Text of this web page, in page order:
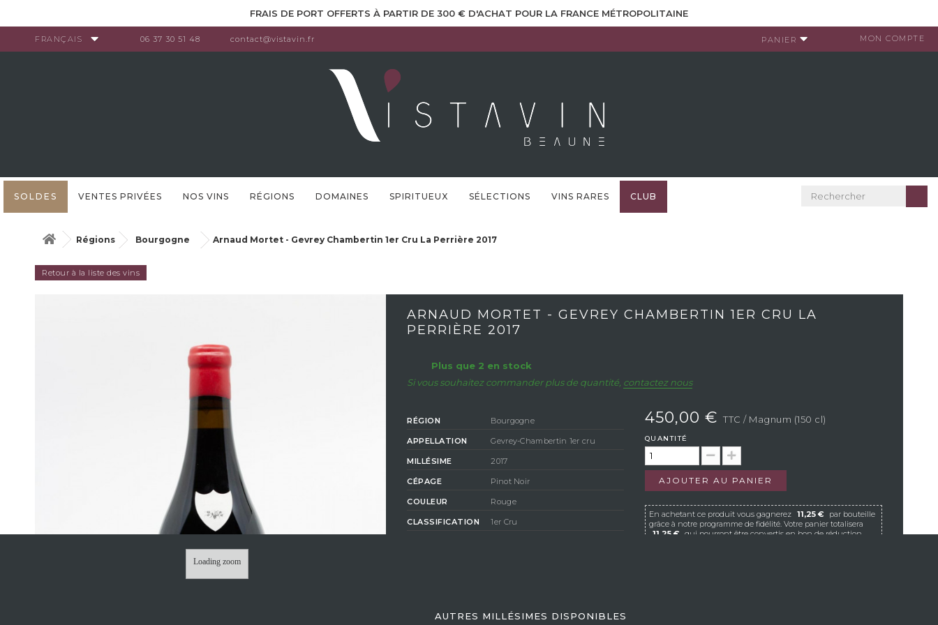
FRAIS DE PORT OFFERTS À PARTIR DE 300 € D'ACHAT POUR LA FRANCE MÉTROPOLITAINE
MON COMPTE
FRANÇAIS 06 37 30 51 48 contact@vistavin.fr PANIER
SOLDES VENTES PRIVÉES NOS VINS RÉGIONS DOMAINES SPIRITUEUX SÉLECTIONS VINS RARES CLUB
Régions Bourgogne Arnaud Mortet - Gevrey Chambertin 1er Cru La Perrière 2017
Retour à la liste des vins
Loading zoom
ARNAUD MORTET - GEVREY CHAMBERTIN 1ER CRU LA
PERRIÈRE 2017
Plus que 2 en stock
Si vous souhaitez commander plus de quantité, contactez nous
RÉGION Bourgogne
APPELLATION Gevrey-Chambertin 1er cru
MILLÉSIME 2017
CÉPAGE Pinot Noir
COULEUR Rouge
CLASSIFICATION 1er Cru
450,00 € TTC / Magnum (150 cl)
QUANTITÉ
AJOUTER AU PANIER
En achetant ce produit vous gagnerez 11,25 €
par bouteille
grâce à notre programme de fidélité. Votre panier totalisera
11,25 € qui pourront être convertis en bon de réduction
AUTRES MILLÉSIMES DISPONIBLES